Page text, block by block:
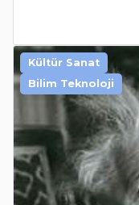
Kültür Sanat
Bilim Teknoloji